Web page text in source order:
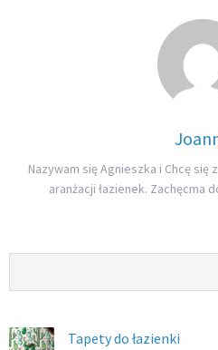
Nazywam się Agnieszka i Chcę
aranżacji łazienek. Zachęcma
Tapety do łazienki